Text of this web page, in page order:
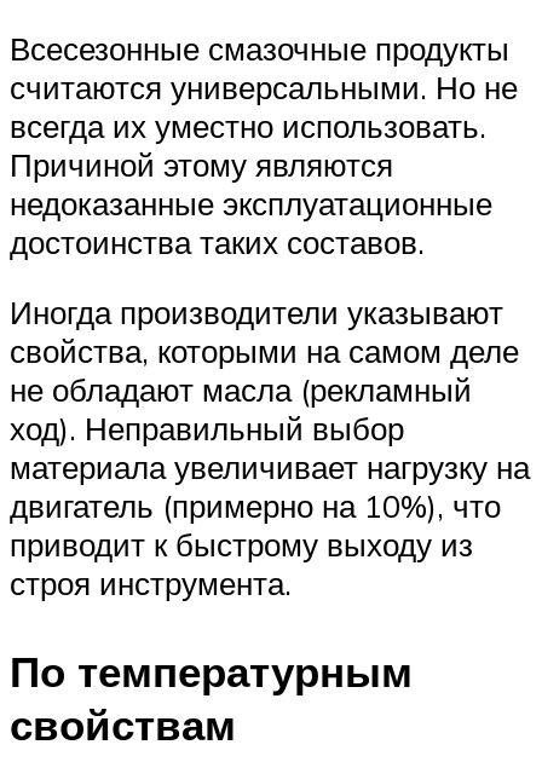
Всесезонные смазочные продукты
считаются универсальными. Но не
всегда их уместно использовать.
Причиной этому являются
недоказанные эксплуатационные
достоинства таких составов.
Иногда производители указывают
свойства, которыми на самом деле
не обладают масла (рекламный
ход). Неправильный выбор
материала увеличивает нагрузку на
двигатель (примерно на 10%), что
приводит к быстрому выходу из
строя инструмента.
По температурным
свойствам